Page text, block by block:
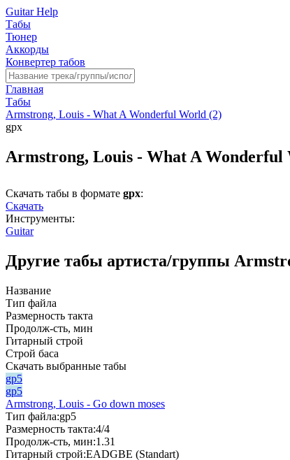
Guitar Help
Табы
Тюнер
Аккорды
Конвертер табов
Главная
Табы
Armstrong, Louis - What A Wonderful World (2)
gpx
Armstrong, Louis - What A Wonderful
Скачать табы в формате gpx:
Скачать
Инструменты:
Guitar
Другие табы артиста/группы
Название
Тип файла
Размерность такта
Продолж-сть, мин
Гитарный строй
Строй баса
Скачать выбранные табы
gp5
gp5
Armstrong, Louis - Go down moses
Тип файла:gp5
Размерность такта:4/4
Продолж-сть, мин:1.31
Гитарный строй:EADGBE (Standart)